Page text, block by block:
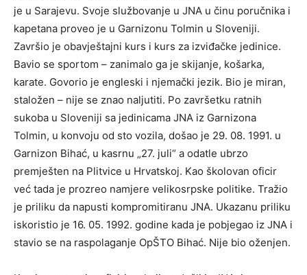
je u Sarajevu. Svoje službovanje u JNA u činu poručnika i
kapetana proveo je u Garnizonu Tolmin u Sloveniji.
Završio je obavještajni kurs i kurs za izviđačke jedinice.
Bavio se sportom – zanimalo ga je skijanje, košarka,
karate. Govorio je engleski i njemački jezik. Bio je miran,
staložen – nije se znao naljutiti. Po završetku ratnih
sukoba u Sloveniji sa jedinicama JNA iz Garnizona
Tolmin, u konvoju od sto vozila, došao je 29. 08. 1991. u
Garnizon Bihać, u kasrnu „27. juli“ a odatle ubrzo
premješten na Plitvice u Hrvatskoj. Kao školovan oficir
već tada je prozreo namjere velikosrpske politike. Tražio
je priliku da napusti kompromitiranu JNA. Ukazanu priliku
iskoristio je 16. 05. 1992. godine kada je pobjegao iz JNA i
stavio se na raspolaganje OpŠTO Bihać. Nije bio oženjen.